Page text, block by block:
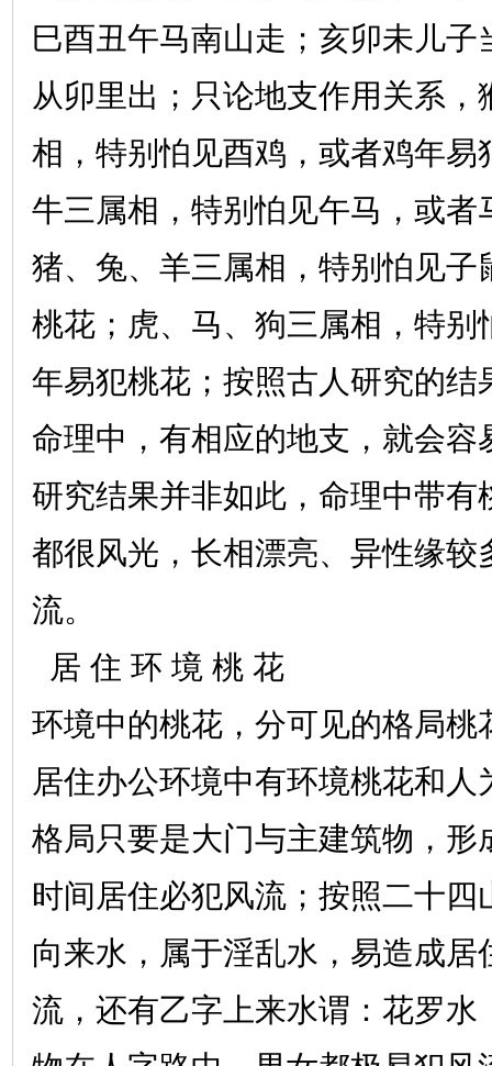
巳酉丑午马南山走；亥卯未儿子
从卯里出；只论地支作用关系，
相，特别怕见酉鸡，或者鸡年易
牛三属相，特别怕见午马，或者
猪、兔、羊三属相，特别怕见子
桃花；虎、马、狗三属相，特别
年易犯桃花；按照古人研究的结
命理中，有相应的地支，就会容
研究结果并非如此，命理中带有
都很风光，长相漂亮、异性缘较
流。
居 住 环 境 桃 花
环境中的桃花，分可见的格局桃
居住办公环境中有环境桃花和人
格局只要是大门与主建筑物，形
时间居住必犯风流；按照二十四
向来水，属于淫乱水，易造成居
流，还有乙字上来水谓：花罗水